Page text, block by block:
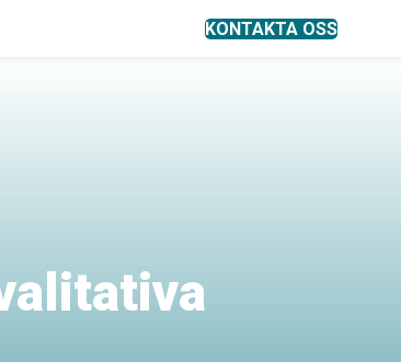
KONTAKTA OSS